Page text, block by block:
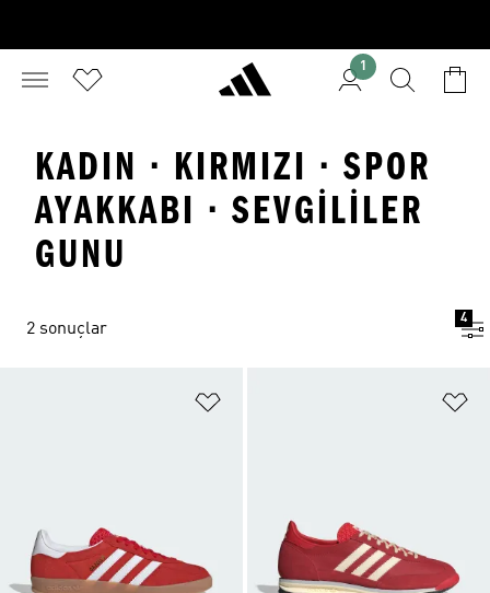
1
KADIN · KIRMIZI · SPOR
AYAKKABI · SEVGILILER
GUNU
2 sonuçlar
4